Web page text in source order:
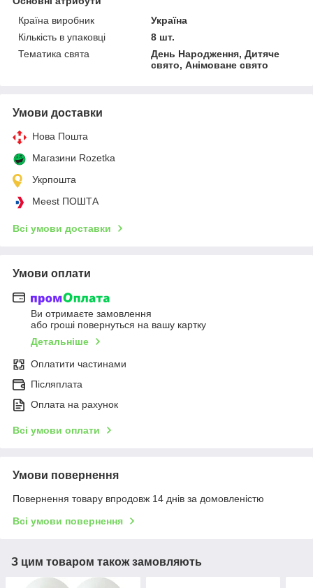
Країна виробник
Україна
Кількість в упаковці
8 шт.
Тематика свята
День Народження, Дитяче
свято, Анімоване свято
Умови доставки
Нова Пошта
Магазини Rozetka
Укрпошта
Meest ПОШТА
Всі умови доставки
Умови оплати
Ви отримаєте замовлення
або гроші повернуться на вашу картку
Детальніше
Оплатити частинами
Післяплата
Оплата на рахунок
Всі умови оплати
Умови повернення
Повернення товару впродовж 14 днів за домовленістю
Всі умови повернення
З цим товаром також замовляють